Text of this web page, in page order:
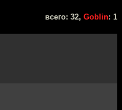
всего: 32, Goblin: 1